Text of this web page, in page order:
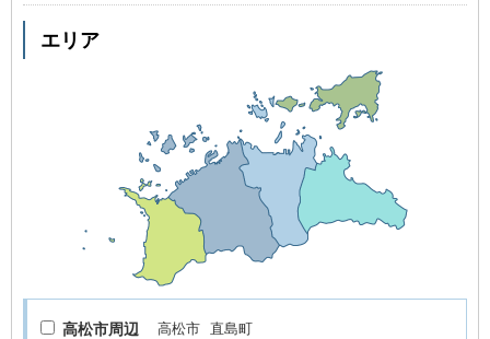
エリア
高松市周辺 高松市 直島町